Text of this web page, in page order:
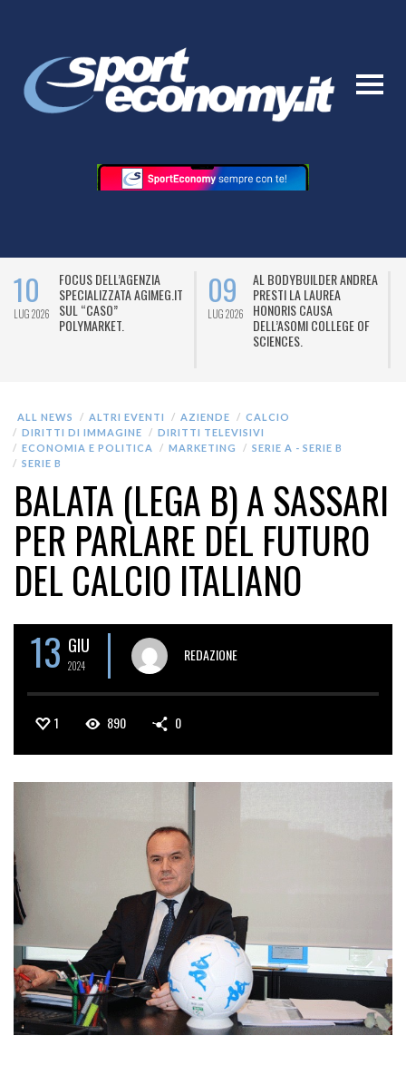
10
LUG 2026
FOCUS DELL’AGENZIA
SPECIALIZZATA AGIMEG.IT
SUL “CASO”
POLYMARKET.
09
LUG 2026
AL BODYBUILDER ANDREA
PRESTI LA LAUREA
HONORIS CAUSA
DELL’ASOMI COLLEGE OF
SCIENCES.
ALL NEWS ALTRI EVENTI AZIENDE
CALCIO
DIRITTI DI IMMAGINE
DIRITTI TELEVISIVI
ECONOMIA E POLITICA
MARKETING
SERIE A - SERIE B
SERIE B
BALATA (LEGA B) A SASSARI
PER PARLARE DEL FUTURO
DEL CALCIO ITALIANO
13 GIU
2024
REDAZIONE
1 890 0